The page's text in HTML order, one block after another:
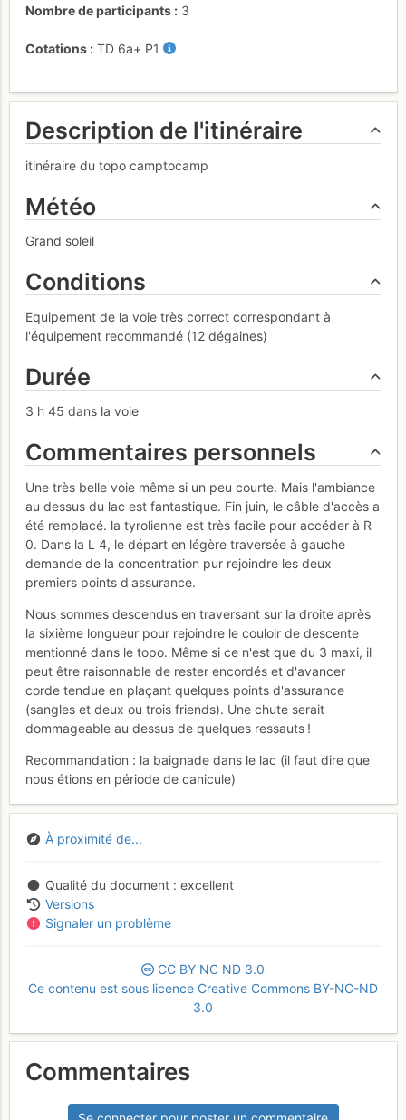
Nombre de participants
3
Cotations TD 6a+ P1
Description de l'itinéraire
itinéraire du topo camptocamp
Météo
Grand soleil
Conditions
Equipement de la voie très correct correspondant à
l'équipement recommandé (12 dégaines)
Durée
3 h 45 dans la voie
Commentaires personnels
Une très belle voie même si un peu courte. Mais l'ambiance
au dessus du lac est fantastique. Fin juin, le câble d'accès a
été remplacé. la tyrolienne est très facile pour accéder à R
0. Dans la L 4, le départ en légère traversée à gauche
demande de la concentration pur rejoindre les deux
premiers points d'assurance.
Nous sommes descendus en traversant sur la droite après
la sixième longueur pour rejoindre le couloir de descente
mentionné dans le topo. Même si ce n'est que du 3 maxi, il
peut être raisonnable de rester encordés et d'avancer
corde tendue en plaçant quelques points d'assurance
(sangles et deux ou trois friends). Une chute serait
dommageable au dessus de quelques ressauts !
Recommandation : la baignade dans le lac (il faut dire que
nous étions en période de canicule)
À proximité de...
Qualité du document
excellent
Versions
Signaler un problème
CC BY NC ND 3.0
Ce contenu est sous licence Creative Commons BY-NC-ND
3.0
Commentaires